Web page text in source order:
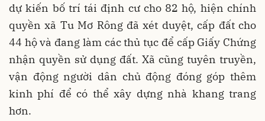
dự kiến bố trí tái định cư cho 82 hộ, hiện chính
quyền xã Tu Mơ Rông đã xét duyệt, cấp đất cho
44 hộ và đang làm các thủ tục để cấp Giấy Chứng
nhận quyền sử dụng đất. Xã cũng tuyên truyền,
vận động người dân chủ động đóng góp thêm
kinh phí để có thể xây dựng nhà khang trang
hơn.